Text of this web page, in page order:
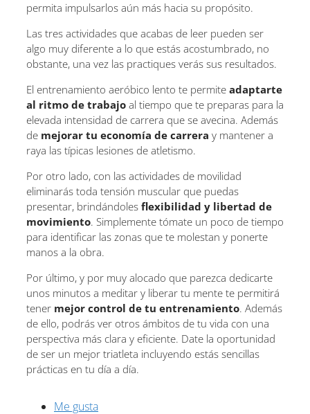
permita impulsarlos aún más hacia su propósito.
Las tres actividades que acabas de leer pueden ser
algo muy diferente a lo que estás acostumbrado, no
obstante, una vez las practiques verás sus resultados.
El entrenamiento aeróbico lento te permite adaptarte
al ritmo de trabajo al tiempo que te preparas para la
elevada intensidad de carrera que se avecina. Además
de mejorar tu economía de carrera y mantener a
raya las típicas lesiones de atletismo.
Por otro lado, con las actividades de movilidad
eliminarás toda tensión muscular que puedas
presentar, brindándoles flexibilidad y libertad de
movimiento. Simplemente tómate un poco de tiempo
para identificar las zonas que te molestan y ponerte
manos a la obra.
Por último, y por muy alocado que parezca dedicarte
unos minutos a meditar y liberar tu mente te permitirá
tener mejor control de tu entrenamiento. Además
de ello, podrás ver otros ámbitos de tu vida con una
perspectiva más clara y eficiente. Date la oportunidad
de ser un mejor triatleta incluyendo estás sencillas
prácticas en tu día a día.
Me gusta